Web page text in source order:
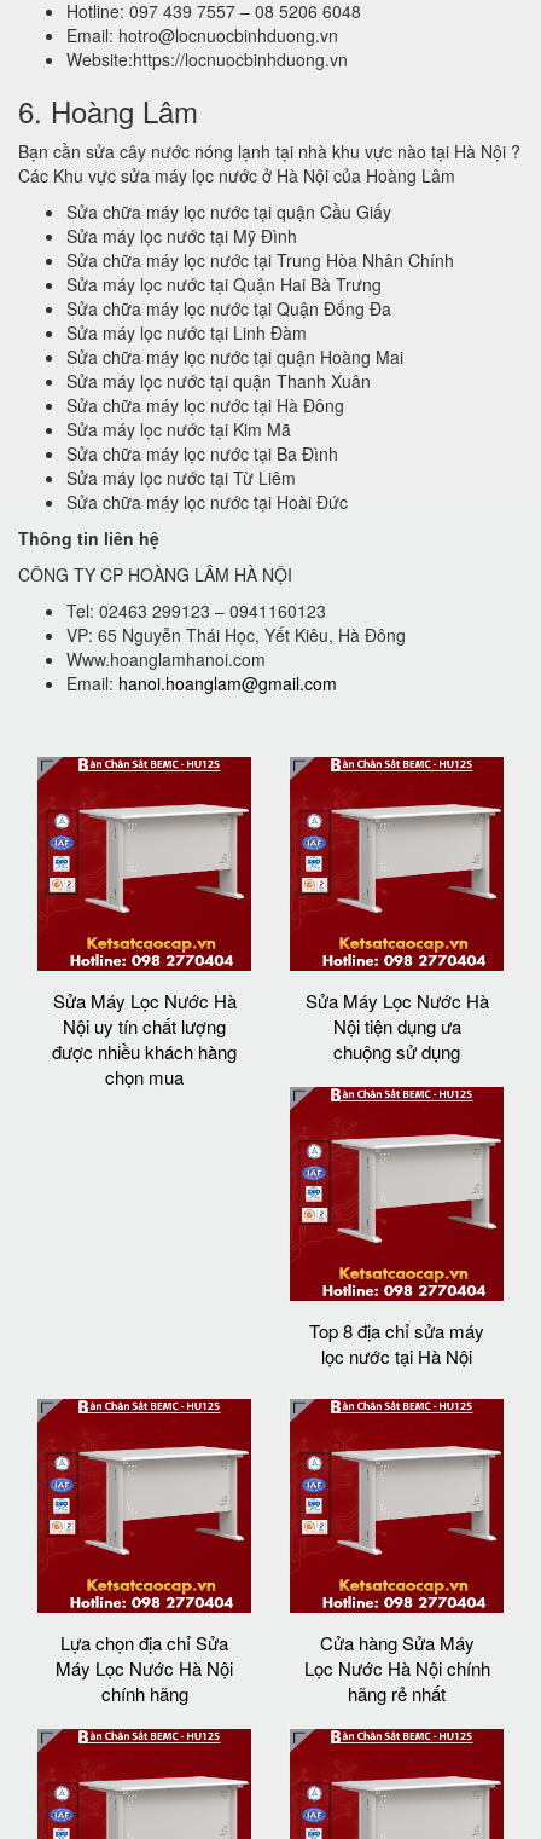
Hotline: 097 439 7557 – 08 5206 6048
Email: hotro@locnuocbinhduong.vn
Website:https://locnuocbinhduong.vn
6. Hoàng Lâm
Bạn cần sửa cây nước nóng lạnh tại nhà khu vực nào tại Hà Nội ?
Các Khu vực sửa máy lọc nước ở Hà Nội của Hoàng Lâm
Sửa chữa máy lọc nước tại quận Cầu Giấy
Sửa máy lọc nước tại Mỹ Đình
Sửa chữa máy lọc nước tại Trung Hòa Nhân Chính
Sửa máy lọc nước tại Quận Hai Bà Trưng
Sửa chữa máy lọc nước tại Quận Đống Đa
Sửa máy lọc nước tại Linh Đàm
Sửa chữa máy lọc nước tại quận Hoàng Mai
Sửa máy lọc nước tại quận Thanh Xuân
Sửa chữa máy lọc nước tại Hà Đông
Sửa máy lọc nước tại Kim Mã
Sửa chữa máy lọc nước tại Ba Đình
Sửa máy lọc nước tại Từ Liêm
Sửa chữa máy lọc nước tại Hoài Đức
Thông tin liên hệ
CÔNG TY CP HOÀNG LÂM HÀ NỘI
Tel: 02463 299123 – 0941160123
VP: 65 Nguyễn Thái Học, Yết Kiêu, Hà Đông
Www.hoanglamhanoi.com
Email: hanoi.hoanglam@gmail.com
Sửa Máy Lọc Nước Hà
Nội uy tín chất lượng
được nhiều khách hàng
chọn mua
Sửa Máy Lọc Nước Hà
Nội tiện dụng ưa
chuộng sử dụng
Top 8 địa chỉ sửa máy
lọc nước tại Hà Nội
Lựa chọn địa chỉ Sửa
Máy Lọc Nước Hà Nội
chính hãng
Cửa hàng Sửa Máy
Lọc Nước Hà Nội chính
hãng rẻ nhất